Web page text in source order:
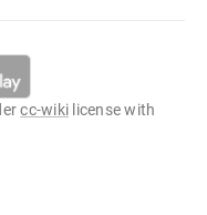
cc-wiki license with